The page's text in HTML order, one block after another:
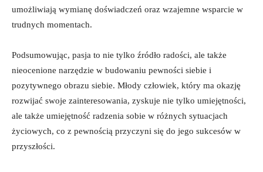
umożliwiają wymianę doświadczeń oraz wzajemne wsparcie w
trudnych momentach.
Podsumowując, pasja to nie tylko źródło radości, ale także
nieocenione narzędzie ‍w budowaniu pewności siebie ‍i
pozytywnego ​obrazu ⁤siebie.⁤ Młody ‌człowiek, który ma okazję⁣
rozwijać swoje zainteresowania, zyskuje nie tylko umiejętności,
ale także umiejętność radzenia sobie w⁣ różnych sytuacjach
życiowych, co z pewnością przyczyni się do ‌jego sukcesów w
przyszłości.